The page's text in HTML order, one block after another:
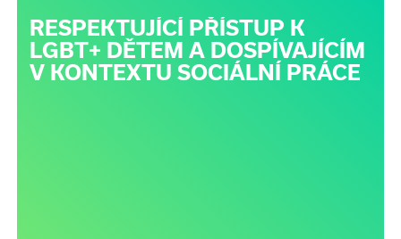
RESPEKTUJÍCÍ PŘÍSTUP K
LGBT+ DĚTEM A DOSPÍVAJÍCÍM
V KONTEXTU SOCIÁLNÍ PRÁCE